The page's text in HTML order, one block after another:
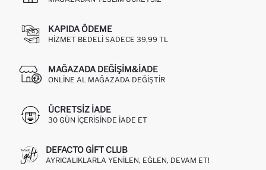
KAPIDA ÖDEME
HIZMET BEDELI SADECE 39,99 TL
MAĞAZADA DEĞIŞIM&İADE
ONLINE AL MAĞAZADA DEĞIŞTIR
ÜCRETSIZ IADE
30 GÜN IÇERISINDE IADE ET
DEFACTO GIFT CLUB
AYRICALIKLARLA YENILEN, EĞLEN, DEVAM ET!